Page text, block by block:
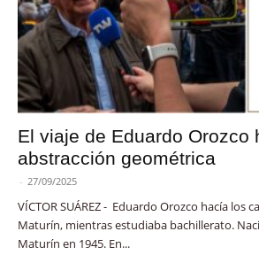
El viaje de Eduardo Orozco
abstracción geométrica
- 27/09/2025
VÍCTOR SUÁREZ - Eduardo Orozco hacía los
Maturín, mientras estudiaba bachillerato.
Maturín en 1945. En...